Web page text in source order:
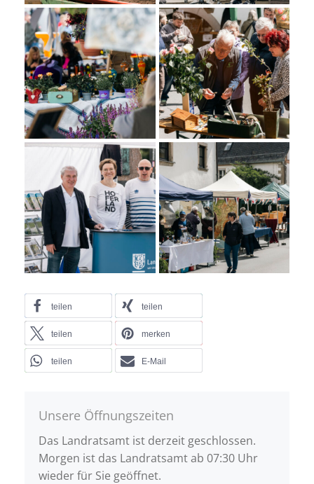
teilen teilen
teilen merken
teilen E-Mail
Unsere Öffnungszeiten
Das Landratsamt ist derzeit geschlossen.
Morgen ist das Landratsamt ab 07:30 Uhr
wieder für Sie geöffnet.